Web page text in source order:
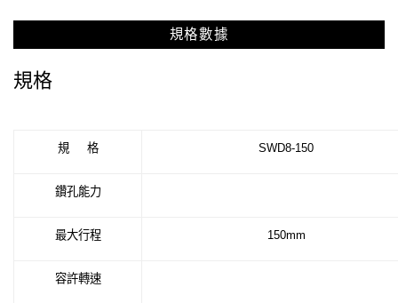
規格數據
規格
規 格 SWD8-150
鑽孔能力
最大行程 150mm
容許轉速